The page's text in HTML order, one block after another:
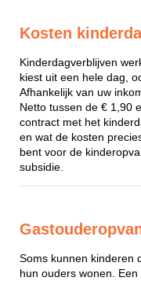
Kosten
Kinderdagverblijven
kiest uit een hele dag,
Afhankelijk van uw
Netto tussen de € 1,90
contract met het
en wat de kosten
bent voor de
subsidie.
Soms kunnen kinderen
hun ouders wonen.